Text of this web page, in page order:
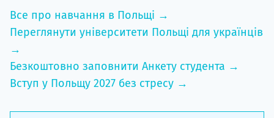
Все про навчання в Польщі →
Переглянути університети Польщі для українців
→
Безкоштовно заповнити Анкету студента →
Вступ у Польщу 2027 без стресу →